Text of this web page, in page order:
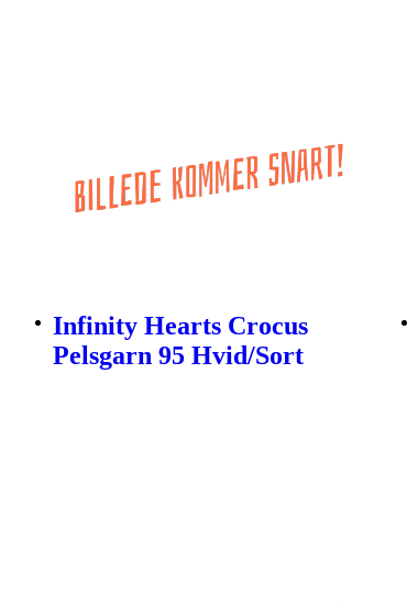
Infinity Hearts Crocus
Pelsgarn 95 Hvid/Sort